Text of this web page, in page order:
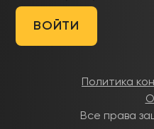
ВОЙТИ
Все права
Политика